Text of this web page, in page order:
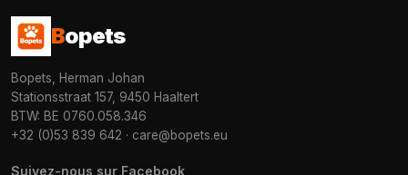
Bopets
Bopets, Herman Johan
Stationsstraat 157, 9450 Haaltert
BTW: BE 0760.058.346
+32 (0)53 839 642 · care@bopets.eu
Suivez-nous sur Facebook